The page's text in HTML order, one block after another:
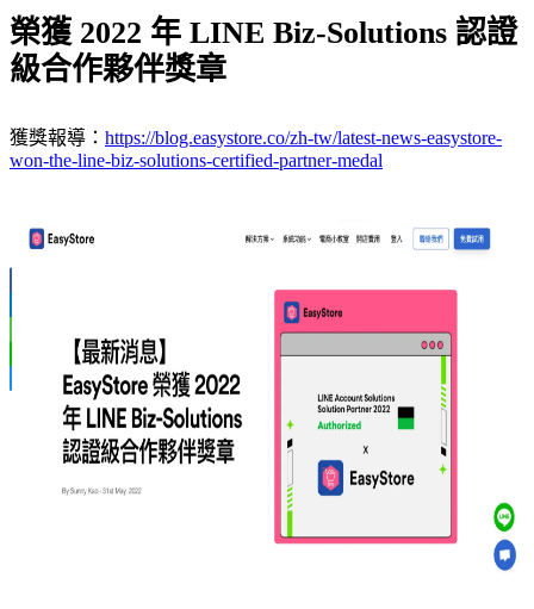
榮獲 2022 年 LINE Biz-Solutions 認證
級合作夥伴獎章
獲獎報導： https://blog.easystore.co/zh-tw/latest-news-easystore-
won-the-line-biz-solutions-certified-partner-medal